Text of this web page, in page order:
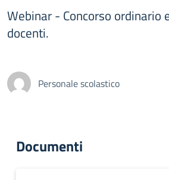
Webinar - Concorso ordinario
docenti.
Personale scolastico
Documenti